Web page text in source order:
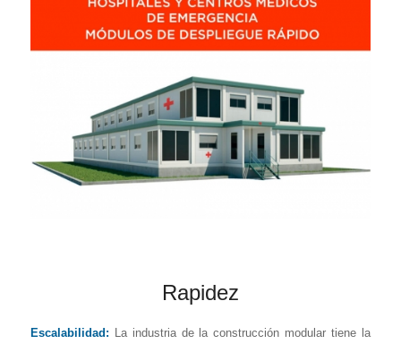
Rapidez
Escalabilidad: La industria de la construcción modular tiene la